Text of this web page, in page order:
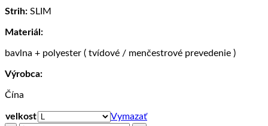
Strih: SLIM
Materiál:
bavlna + polyester ( tvídové / menčestrové prevedenie )
Výrobca:
Čína
velkost
Vymazať